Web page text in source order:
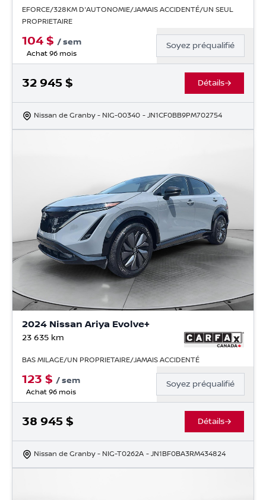
EFORCE/328KM D'AUTONOMIE/JAMAIS ACCIDENTÉ/UN SEUL
PROPRIETAIRE
104 $ /sem
Achat 96 mois
Soyez préqualifié
32 945 $ Détails
Nissan de Granby - NIG-00340 - JN1CF0BB9PM702754
2024 Nissan Ariya Evolve+
23 635 km
BAS MILAGE/UN PROPRIETAIRE/JAMAIS ACCIDENTÉ
123 $ /sem
Achat 96 mois
Soyez préqualifié
38 945 $ Détails
Nissan de Granby - NIG-T0262A - JN1BF0BA3RM434824